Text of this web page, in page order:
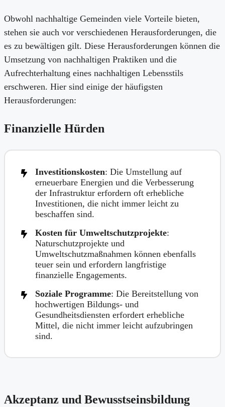
Obwohl nachhaltige Gemeinden viele Vorteile bieten,
stehen sie auch vor verschiedenen Herausforderungen, die
es zu bewältigen gilt. Diese Herausforderungen können die
Umsetzung von nachhaltigen Praktiken und die
Aufrechterhaltung eines nachhaltigen Lebensstils
erschweren. Hier sind einige der häufigsten
Herausforderungen:
Finanzielle Hürden
Investitionskosten: Die Umstellung auf
erneuerbare Energien und die Verbesserung
der Infrastruktur erfordern oft erhebliche
Investitionen, die nicht immer leicht zu
beschaffen sind.
Kosten für Umweltschutzprojekte:
Naturschutzprojekte und
Umweltschutzmaßnahmen können ebenfalls
teuer sein und erfordern langfristige
finanzielle Engagements.
Soziale Programme: Die Bereitstellung von
hochwertigen Bildungs- und
Gesundheitsdiensten erfordert erhebliche
Mittel, die nicht immer leicht aufzubringen
sind.
Akzeptanz und Bewusstseinsbildung